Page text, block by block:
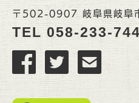
〒502-0907 岐阜県岐阜
TEL 058-233-